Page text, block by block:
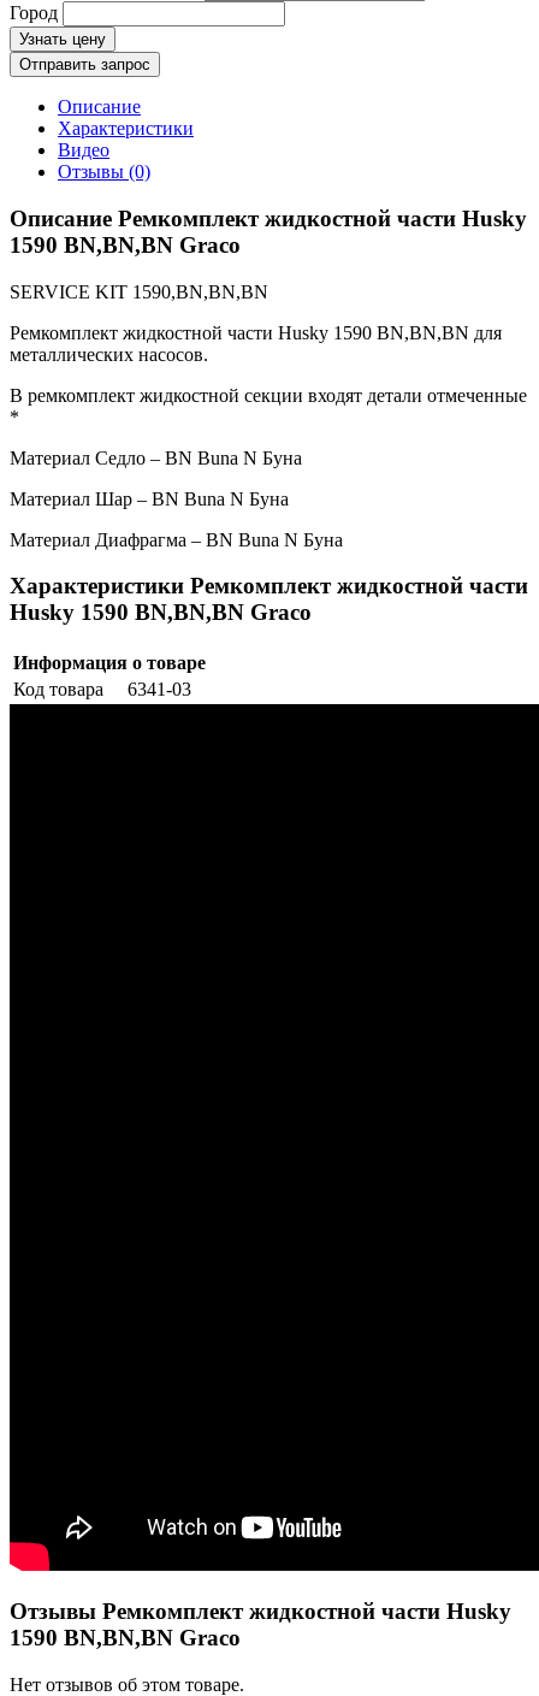
Город
Узнать цену
Отправить запрос
Описание
Характеристики
Видео
Отзывы (0)
Описание Ремкомплект жидкостной части Husky
1590 BN,BN,BN Graco
SERVICE KIT 1590,BN,BN,BN
Ремкомплект жидкостной части Husky 1590 BN,BN,BN для
металлических насосов.
В ремкомплект жидкостной секции входят детали отмеченные
*
Материал Седло – BN Buna N Буна
Материал Шар – BN Buna N Буна
Материал Диафрагма – BN Buna N Буна
Характеристики Ремкомплект жидкостной части
Husky 1590 BN,BN,BN Graco
Информация о товаре
Код товара
6341-03
Отзывы Ремкомплект жидкостной части Husky
1590 BN,BN,BN Graco
Нет отзывов об этом товаре.